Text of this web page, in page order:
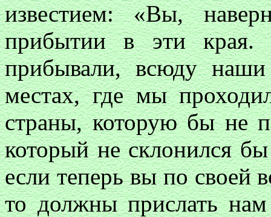
известием: «Вы,
прибытии в эти
прибывали, всюду
местах, где мы
страны, которую бы не
который не склонился
если теперь вы по своей
то должны прислать нам